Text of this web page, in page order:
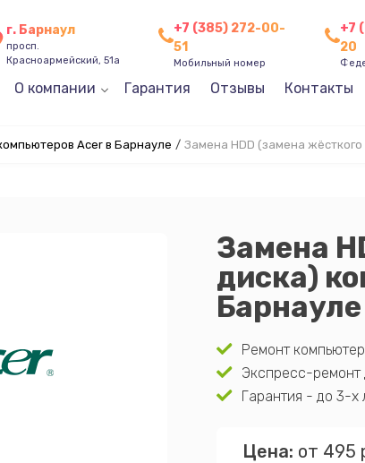
г. Барнаул
просп.
Красноармейский, 51а
+7 (385) 272-00-
51
Мобильный номер
+7
20
О компании Гарантия Отзывы Контакты
Acer в Барнауле / Замена HDD (замена жёсткого
Замена
диска)
Барнауле
Ремонт
Экспресс-ремонт
Гарантия - до 3-х
Цена: от 495